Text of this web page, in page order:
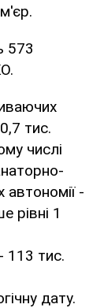
573
тис.
числі
автономії -
рівні 1
113 тис.
дату.